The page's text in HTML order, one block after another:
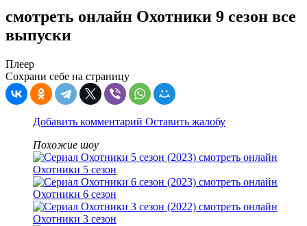
смотреть онлайн Охотники 9 сезон все
выпуски
Плеер
Сохрани себе на страницу
Добавить комментарий Оставить жалобу
Похожие шоу
Охотники 5 сезон
Охотники 6 сезон
Охотники 3 сезон